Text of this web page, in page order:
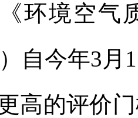
环境空气
自今年3月
高的评价